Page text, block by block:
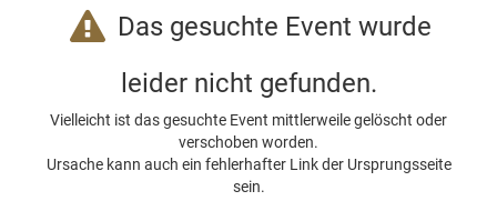
Das gesuchte Event wurde
leider nicht gefunden.
Vielleicht ist das gesuchte Event mittlerweile gelöscht oder
verschoben worden.
Ursache kann auch ein fehlerhafter Link der Ursprungsseite
sein.